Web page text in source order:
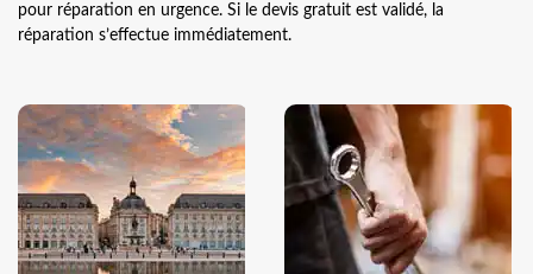
pour réparation en urgence. Si le devis gratuit est validé, la
réparation s’effectue immédiatement.